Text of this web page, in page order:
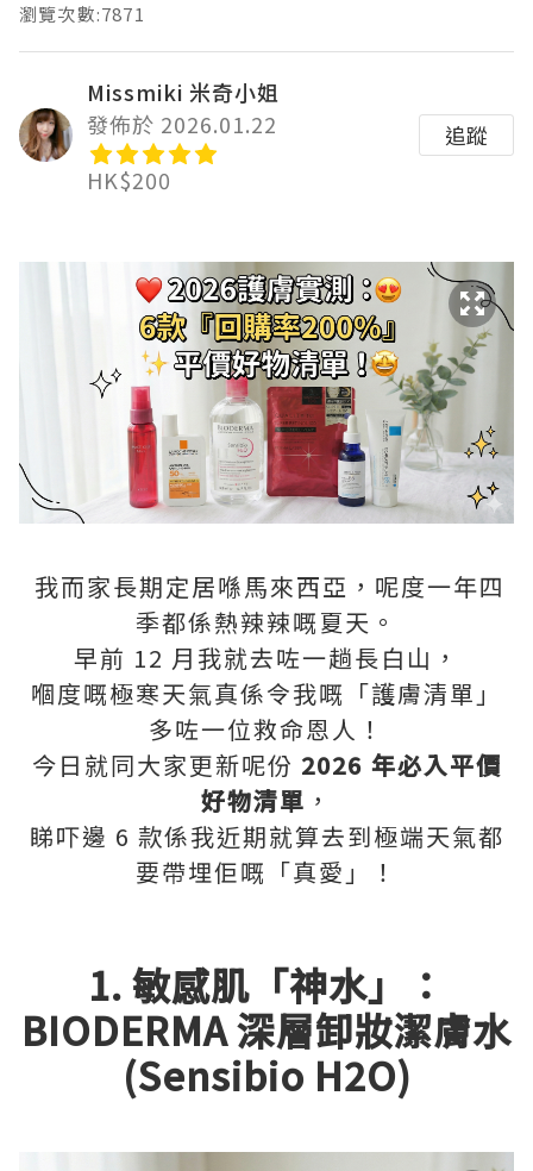
瀏覽次數:7871
Missmiki 米奇小姐
發佈於 2026.01.22
HK$200
追蹤
我而家長期定居喺馬來西亞，呢度一年四
季都係熱辣辣嘅夏天。
早前 12 月我就去咗一趟長白山，
嗰度嘅極寒天氣真係令我嘅「護膚清單」
多咗一位救命恩人！
今日就同大家更新呢份 2026 年必入平價
好物清單 ，
睇吓邊 6 款係我近期就算去到極端天氣都
要帶埋佢嘅「真愛」！
1. 敏感肌「神水」：
BIODERMA 深層卸妝潔膚水
(Sensibio H2O)